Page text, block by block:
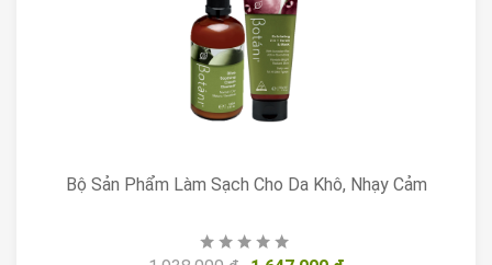
Bộ Sản Phẩm Làm Sạch Cho Da Khô, Nhạy Cảm